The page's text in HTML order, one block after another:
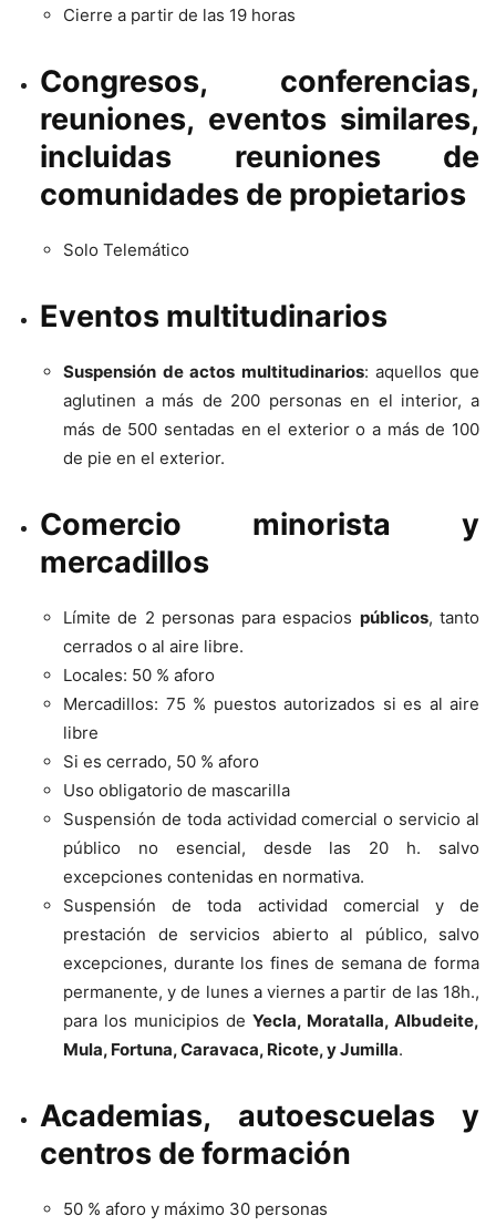
Cierre a partir de las 19 horas
Congresos, conferencias,
reuniones, eventos similares,
incluidas reuniones de
comunidades de propietarios
Solo Telemático
Eventos multitudinarios
Suspensión de actos multitudinarios: aquellos que
aglutinen a más de 200 personas en el interior, a
más de 500 sentadas en el exterior o a más de 100
de pie en el exterior.
Comercio minorista y
mercadillos
Límite de 2 personas para espacios públicos, tanto
cerrados o al aire libre.
Locales: 50 % aforo
Mercadillos: 75 % puestos autorizados si es al aire
libre
Si es cerrado, 50 % aforo
Uso obligatorio de mascarilla
Suspensión de toda actividad comercial o servicio al
público no esencial, desde las 20 h. salvo
excepciones contenidas en normativa.
Suspensión de toda actividad comercial y de
prestación de servicios abierto al público, salvo
excepciones, durante los fines de semana de forma
permanente, y de lunes a viernes a partir de las 18h.,
para los municipios de Yecla, Moratalla, Albudeite,
Mula, Fortuna, Caravaca, Ricote, y Jumilla.
Academias, autoescuelas y
centros de formación
50 % aforo y máximo 30 personas